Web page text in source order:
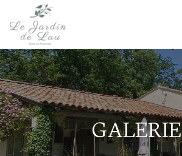
GALERIE